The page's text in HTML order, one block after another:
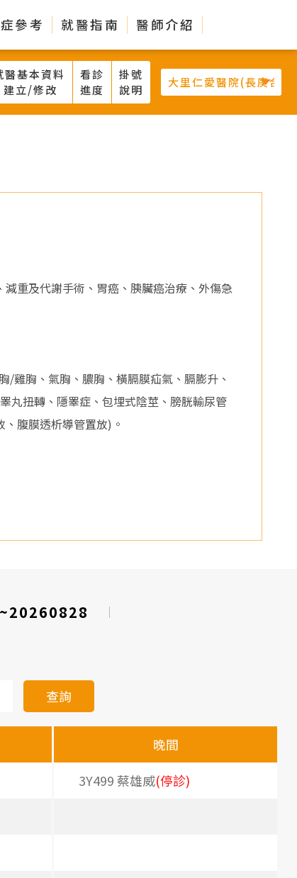
參考 就醫指南 醫師介紹
醫基本資料
建立/修改
看診
進度
掛號
說明
重及代謝手術、胃癌、胰臟癌治療、外傷急
雞胸、氣胸、膿胸、橫膈膜疝氣、膈膨升、
丸扭轉、隱睪症、包埋式陰莖、膀胱輸尿管
腹膜透析導管置放)。
查詢
晚間
3Y499 蔡雄威(停診)